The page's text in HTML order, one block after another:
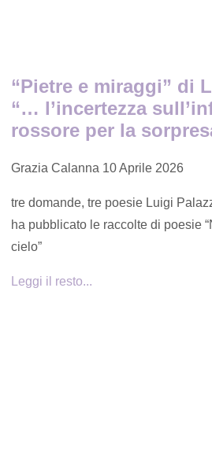
“Pietre e miraggi” di
“… l’incertezza
rossore per la
Grazia Calanna 10 Aprile 2026
tre domande, tre poesie Luigi
ha pubblicato le raccolte di poesie
cielo”
Leggi il resto...